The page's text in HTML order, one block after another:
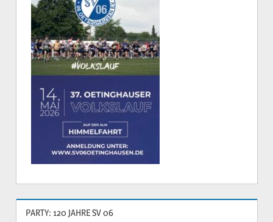
PARTY: 120 JAHRE SV 06